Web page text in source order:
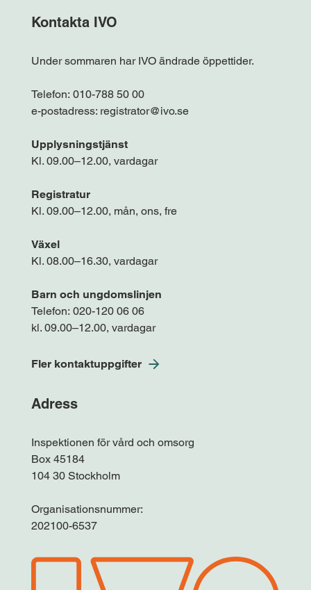
Kontakta IVO
Under sommaren har IVO ändrade öppettider.
Telefon: 010-788 50 00
e-postadress: registrator@ivo.se
Upplysningstjänst
Kl. 09.00–12.00, vardagar
Registratur
Kl. 09.00–12.00, mån, ons, fre
Växel
Kl. 08.00–16.30, vardagar
Barn och ungdomslinjen
Telefon: 020-120 06 06
kl. 09.00–12.00, vardagar
Fler kontaktuppgifter
Adress
Inspektionen för vård och omsorg
Box 45184
104 30 Stockholm
Organisationsnummer:
202100-6537